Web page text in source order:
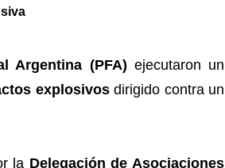
Argentina (PFA) ejecutaron un
explosivosdirigido contra un
la Delegación de Asociaciones